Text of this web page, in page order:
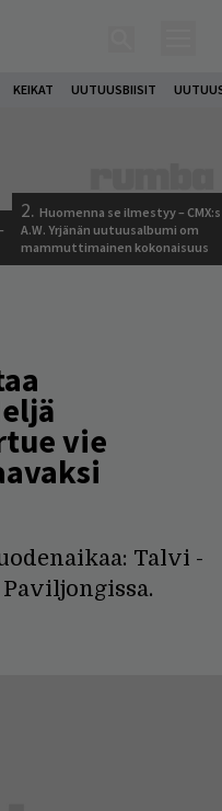
KEIKAT UUTUUSBIISIT
2. Huomenna se ilmestyy –
A.W. Yrjänän uutuusalbumi om
mammuttimainen kokonaisuus
vie
Talvi -